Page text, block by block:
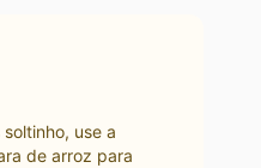
use a
de arroz para